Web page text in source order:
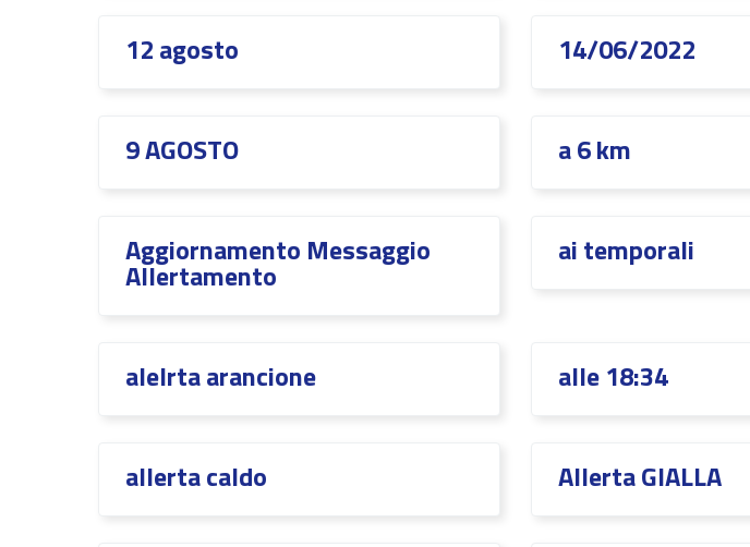
12 agosto 14/06/2022
9 AGOSTO a 6 km
Aggiornamento Messaggio
Allertamento
ai temporali
alelrta arancione alle 18:34
allerta caldo Allerta GIALLA